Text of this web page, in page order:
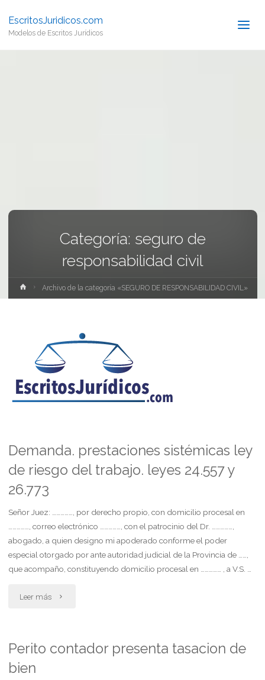
EscritosJuridicos.com
Modelos de Escritos Jurídicos
Categoría: seguro de
responsabilidad civil
InicioArchivo de la categoría «SEGURO DE RESPONSABILIDAD CIVIL»
Demanda. prestaciones sistémicas ley
de riesgo del trabajo. leyes 24.557 y
26.773
Señor Juez: ……………, por derecho propio, con domicilio procesal en
……………, correo electrónico ……………, con el patrocinio del Dr. ……………,
abogado, a quien designo mi apoderado conforme el poder
especial otorgado por ante autoridad judicial de la Provincia de ……,
que acompaño, constituyendo domicilio procesal en …………… , a V.S. …
Leer más "Demanda.
sistémicas
Perito contador presenta tasacion de
bien